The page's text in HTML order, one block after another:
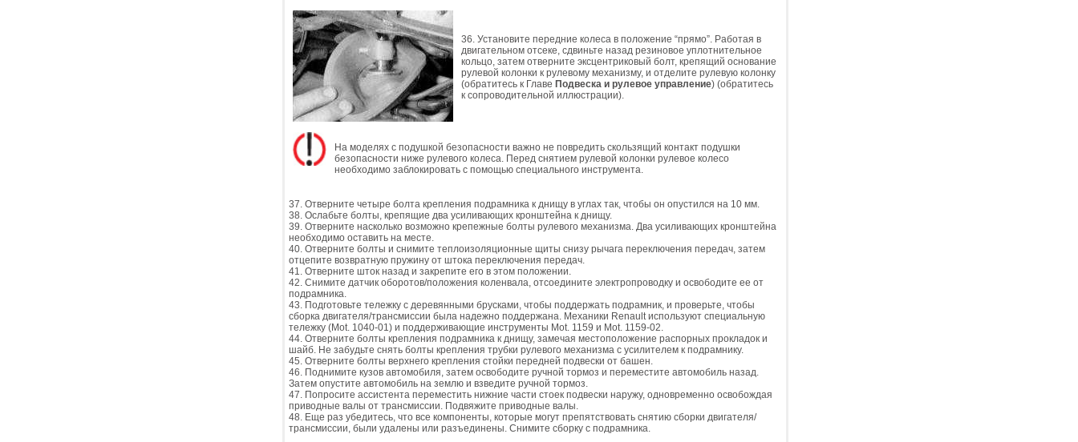
36. Установите передние колеса в положение “прямо”. Работая в
двигательном отсеке, сдвиньте назад резиновое уплотнительное
кольцо, затем отверните эксцентриковый болт, крепящий основание
рулевой колонки к рулевому механизму, и отделите рулевую колонку
(обратитесь к Главе Подвеска и рулевое управление) (обратитесь
к сопроводительной иллюстрации).
На моделях с подушкой безопасности важно не повредить скользящий контакт подушки
безопасности ниже рулевого колеса. Перед снятием рулевой колонки рулевое колесо
необходимо заблокировать с помощью специального инструмента.
37. Отверните четыре болта крепления подрамника к днищу в углах так, чтобы он опустился на 10 мм.
38. Ослабьте болты, крепящие два усиливающих кронштейна к днищу.
39. Отверните насколько возможно крепежные болты рулевого механизма. Два усиливающих кронштейна
необходимо оставить на месте.
40. Отверните болты и снимите теплоизоляционные щиты снизу рычага переключения передач, затем
отцепите возвратную пружину от штока переключения передач.
41. Отверните шток назад и закрепите его в этом положении.
42. Снимите датчик оборотов/положения коленвала, отсоедините электропроводку и освободите ее от
подрамника.
43. Подготовьте тележку с деревянными брусками, чтобы поддержать подрамник, и проверьте, чтобы
сборка двигателя/трансмиссии была надежно поддержана. Механики Renault используют специальную
тележку (Mot. 1040-01) и поддерживающие инструменты Mot. 1159 и Mot. 1159-02.
44. Отверните болты крепления подрамника к днищу, замечая местоположение распорных прокладок и
шайб. Не забудьте снять болты крепления трубки рулевого механизма с усилителем к подрамнику.
45. Отверните болты верхнего крепления стойки передней подвески от башен.
46. Поднимите кузов автомобиля, затем освободите ручной тормоз и переместите автомобиль назад.
Затем опустите автомобиль на землю и взведите ручной тормоз.
47. Попросите ассистента переместить нижние части стоек подвески наружу, одновременно освобождая
приводные валы от трансмиссии. Подвяжите приводные валы.
48. Еще раз убедитесь, что все компоненты, которые могут препятствовать снятию сборки двигателя/
трансмиссии, были удалены или разъединены. Снимите сборку с подрамника.